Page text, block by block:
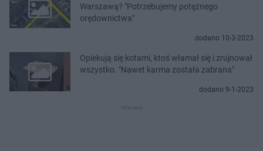
Warszawą? "Potrzebujemy potężnego
orędownictwa"
dodano 10-3-2023
Opiekują się kotami, ktoś włamał się i zrujnował
wszystko. "Nawet karma została zabrana"
dodano 9-1-2023